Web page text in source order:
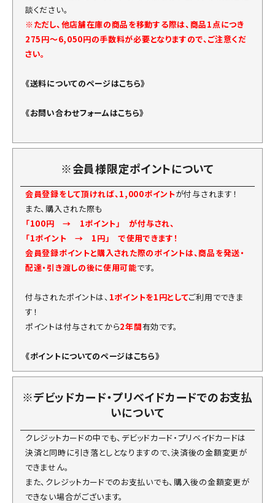
談ください。
※ただし、他店舗在庫の商品を移動する際は、商品1点につき
275円～6,050円の手数料が必要となりますので、ご注意くだ
さい。
《送料についてのページはこちら》
《お問い合わせフォームはこちら》
※会員様限定ポイントについて
会員登録をして頂ければ、1,000ポイントが付与されます！
また、購入された際も
「100円 → 1ポイント」 が付与され、
「1ポイント → 1円」 で使用できます！
会員登録ポイントと購入された際のポイントは、商品を発送・
配達・引き渡しの後に使用可能です。
付与されたポイントは、 1ポイントを1円としてご利用でできま
す！
ポイントは付与されてから2年間有効です。
《ポイントについてのページはこちら》
※デビッドカード・プリベイドカードでのお支払
いについて
クレジットカードの中でも、デビッドカード・プリベイドカードは
決済と同時に引き落としとなりますので、決済後の金額変更が
できません。
また、クレジットカードでのお支払いでも、購入後の金額変更が
できない場合がございます。